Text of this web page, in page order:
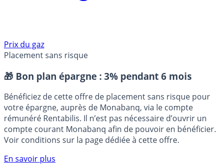
Placement sans risque
🎁 Bon plan épargne : 3% pendant 6 mois
Bénéficiez de cette offre de placement sans risque pour
votre épargne, auprès de Monabanq, via le compte
rémunéré Rentabilis. Il n’est pas nécessaire d’ouvrir un
Voir conditions sur la page dédiée à cette offre.